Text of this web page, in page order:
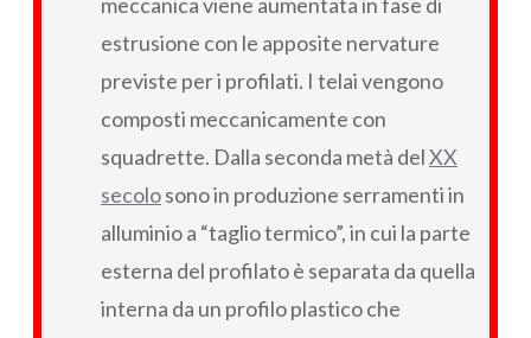
estrusione con le apposite nervature
previste per i profilati. I telai vengono
composti meccanicamente con
squadrette. Dalla seconda metà delXX
secolosono in produzione serramenti in
alluminio a “taglio termico”, in cui la parte
esterna del profilato è separata da quella
interna da un profilo plastico che